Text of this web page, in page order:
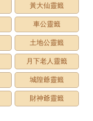
黃大仙靈籤
車公靈籤
土地公靈籤
月下老人靈籤
城隍爺靈籤
財神爺靈籤